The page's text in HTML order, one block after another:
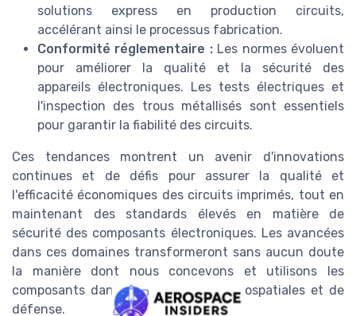
solutions express en production circuits,
accélérant ainsi le processus fabrication.
Conformité réglementaire :Les normes évoluent
pour améliorer la qualité et la sécurité des
appareils électroniques. Les tests électriques et
l'inspection des trous métallisés sont essentiels
pour garantir la fiabilité des circuits.
Ces tendances montrent un avenir d'innovations
continues et de défis pour assurer la qualité et
l'efficacité économiques des circuits imprimés, tout en
maintenant des standards élevés en matière de
sécurité des composants électroniques. Les avancées
dans ces domaines transformeront sans aucun doute
la manière dont nous concevons et utilisons les
composants dans les applications aérospatiales et de
défense.